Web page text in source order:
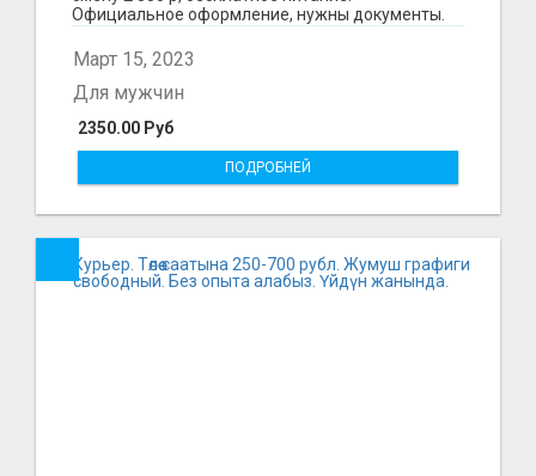
Официальное оформление, нужны документы.
Пишите в WhatsApp
Март 15, 2023
2350.00 Руб
Для мужчин
ПОДРОБНЕЙ